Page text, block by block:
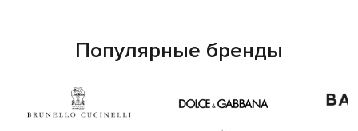
Популярные бренды